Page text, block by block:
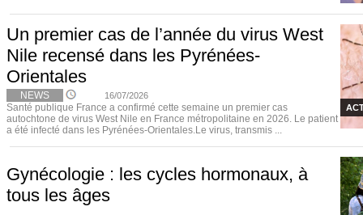
Un premier cas de l’année du virus West
Nile recensé dans les Pyrénées-
Orientales
NEWS 16/07/2026
Santé publique France a confirmé cette semaine un premier cas
autochtone de virus West Nile en France métropolitaine en 2026. Le patient
a été infecté dans les Pyrénées-Orientales.Le virus, transmis ...
Gynécologie : les cycles hormonaux, à
tous les âges